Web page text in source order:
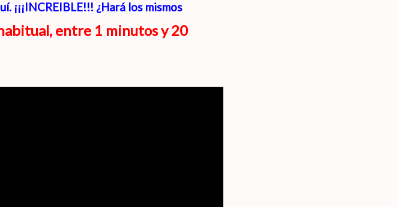
¡¡¡INCREIBLE!!! ¿Hará los mismos
entre 1 minutos y 20